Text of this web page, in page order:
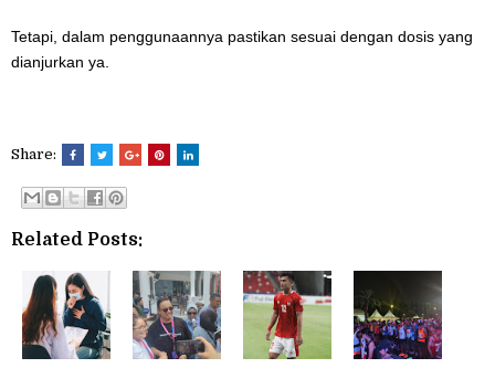
Tetapi, dalam penggunaannya pastikan sesuai dengan dosis yang
dianjurkan ya.
Share:
Related Posts: